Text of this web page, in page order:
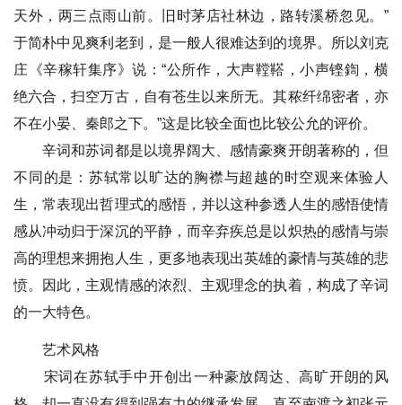
天外，两三点雨山前。旧时茅店社林边，路转溪桥忽见。”
于简朴中见爽利老到，是一般人很难达到的境界。所以刘克
庄《辛稼轩集序》说：“公所作，大声鞺鞳，小声铿鍧，横
绝六合，扫空万古，自有苍生以来所无。其秾纤绵密者，亦
不在小晏、秦郎之下。”这是比较全面也比较公允的评价。
辛词和苏词都是以境界阔大、感情豪爽开朗著称的，但
不同的是：苏轼常以旷达的胸襟与超越的时空观来体验人
生，常表现出哲理式的感悟，并以这种参透人生的感悟使情
感从冲动归于深沉的平静，而辛弃疾总是以炽热的感情与崇
高的理想来拥抱人生，更多地表现出英雄的豪情与英雄的悲
愤。因此，主观情感的浓烈、主观理念的执着，构成了辛词
的一大特色。
艺术风格
宋词在苏轼手中开创出一种豪放阔达、高旷开朗的风